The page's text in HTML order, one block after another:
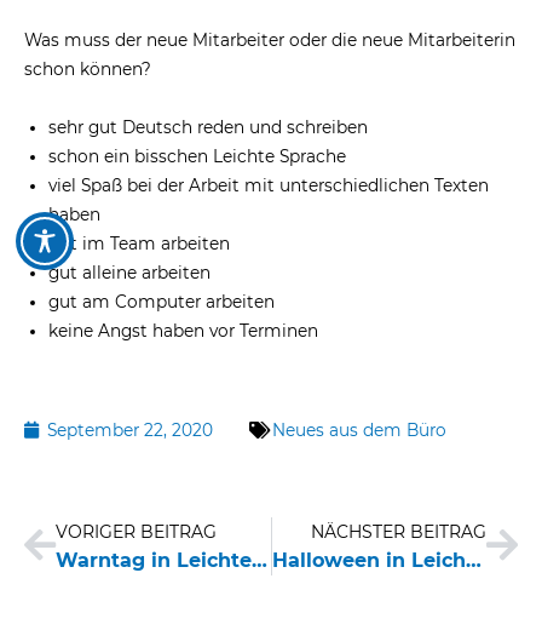
Was muss der neue Mitarbeiter oder die neue Mitarbeiterin
schon können?
sehr gut Deutsch reden und schreiben
schon ein bisschen Leichte Sprache
viel Spaß bei der Arbeit mit unterschiedlichen Texten
haben
gut im Team arbeiten
gut alleine arbeiten
gut am Computer arbeiten
keine Angst haben vor Terminen
September 22, 2020 Neues aus dem Büro
Zurück
VORIGER BEITRAG
Warntag in Leichter Sprache
NÄCHSTER BEITRAG
Halloween in Leichter Sprache